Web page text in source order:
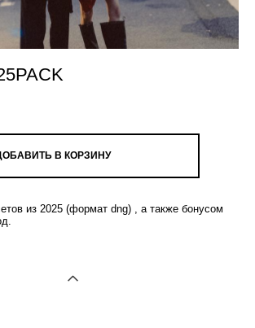
В КОРЗИНУ
из 2025 (формат dng) , а также бонусом